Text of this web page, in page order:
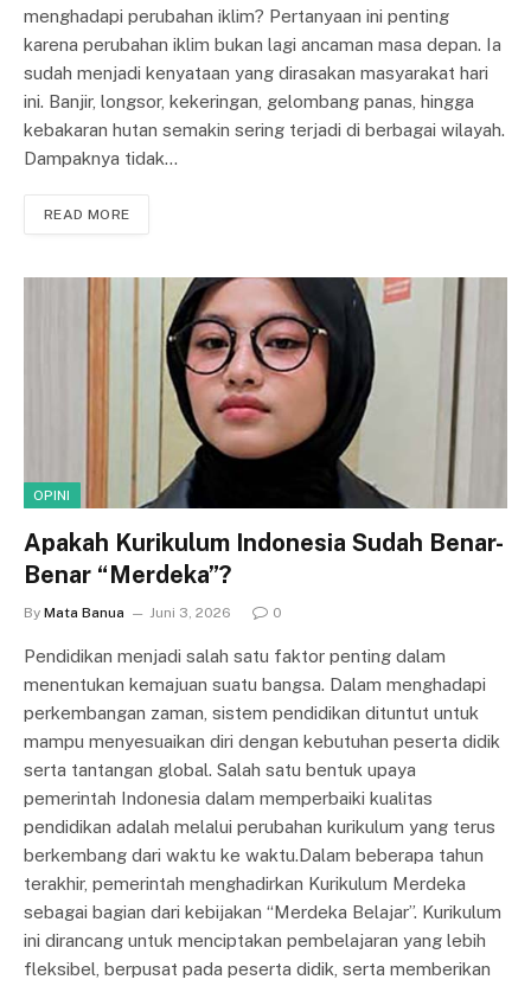
menghadapi perubahan iklim? Pertanyaan ini penting
karena perubahan iklim bukan lagi ancaman masa depan. Ia
sudah menjadi kenyataan yang dirasakan masyarakat hari
ini. Banjir, longsor, kekeringan, gelombang panas, hingga
kebakaran hutan semakin sering terjadi di berbagai wilayah.
Dampaknya tidak…
READ MORE
OPINI
Apakah Kurikulum Indonesia Sudah Benar-
Benar “Merdeka”?
By Mata Banua Juni 3, 2026 0
Pendidikan menjadi salah satu faktor penting dalam
menentukan kemajuan suatu bangsa. Dalam menghadapi
perkembangan zaman, sistem pendidikan dituntut untuk
mampu menyesuaikan diri dengan kebutuhan peserta didik
serta tantangan global. Salah satu bentuk upaya
pemerintah Indonesia dalam memperbaiki kualitas
pendidikan adalah melalui perubahan kurikulum yang terus
berkembang dari waktu ke waktu.Dalam beberapa tahun
terakhir, pemerintah menghadirkan Kurikulum Merdeka
sebagai bagian dari kebijakan “Merdeka Belajar”. Kurikulum
ini dirancang untuk menciptakan pembelajaran yang lebih
fleksibel, berpusat pada peserta didik, serta memberikan